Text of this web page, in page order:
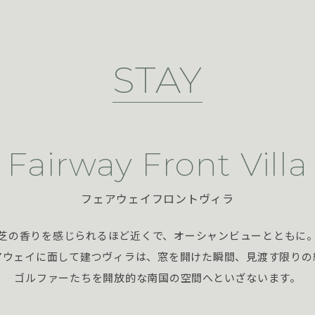
STAY
Fairway Front Villa
フェアウェイフロントヴィラ
の香りを感じられるほど近くで、オーシャンビューとともに。
ェイに面して建つヴィラは、窓を開けた瞬間、見渡す限りの
ゴルファーたちを開放的な南国の空間へといざないます。